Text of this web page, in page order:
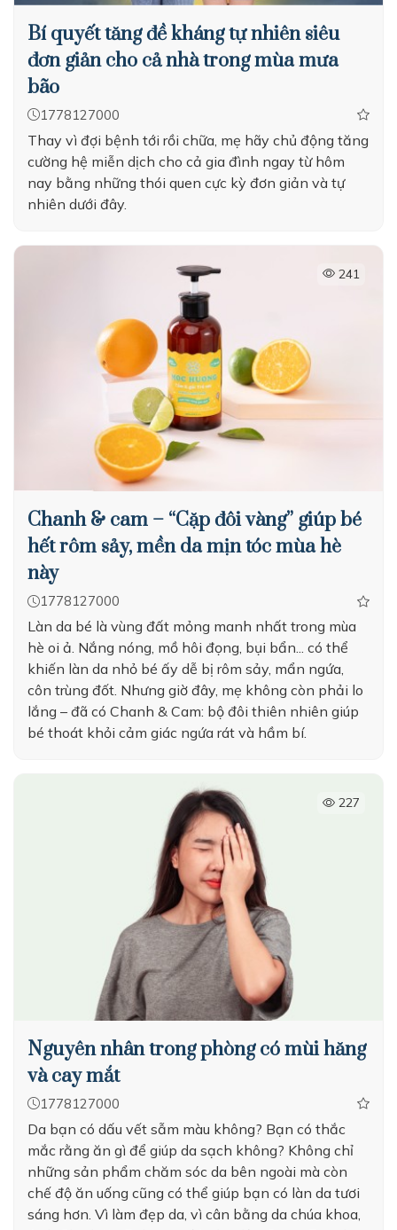
Bí quyết tăng đề kháng tự nhiên siêu
đơn giản cho cả nhà trong mùa mưa
bão
1778127000
Thay vì đợi bệnh tới rồi chữa, mẹ hãy chủ động tăng
cường hệ miễn dịch cho cả gia đình ngay từ hôm
nay bằng những thói quen cực kỳ đơn giản và tự
nhiên dưới đây.
241
Chanh & cam – “Cặp đôi vàng” giúp bé
hết rôm sảy, mền da mịn tóc mùa hè
này
1778127000
Làn da bé là vùng đất mỏng manh nhất trong mùa
hè oi ả. Nắng nóng, mồ hôi đọng, bụi bẩn... có thể
khiến làn da nhỏ bé ấy dễ bị rôm sảy, mẩn ngứa,
côn trùng đốt. Nhưng giờ đây, mẹ không còn phải lo
lắng – đã có Chanh & Cam: bộ đôi thiên nhiên giúp
bé thoát khỏi cảm giác ngứa rát và hầm bí.
227
Nguyên nhân trong phòng có mùi hăng
và cay mắt
1778127000
Da bạn có dấu vết sẫm màu không? Bạn có thắc
mắc rằng ăn gì để giúp da sạch không? Không chỉ
những sản phẩm chăm sóc da bên ngoài mà còn
chế độ ăn uống cũng có thể giúp bạn có làn da tươi
sáng hơn. Vì làm đẹp da, vì cân bằng da chúa khoa,